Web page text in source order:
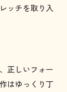
ッチを取り入
正しいフォー
はゆっくり丁